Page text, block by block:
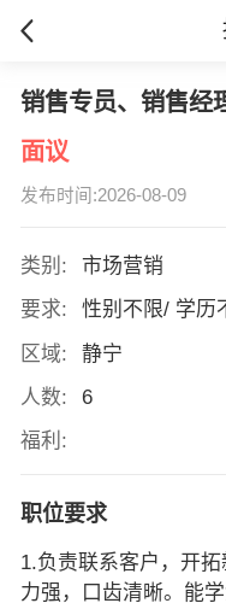
销售专员、销售经
面议
发布时间:2026-08-09
类别:
市场营销
要求:
性别不限/ 学历
区域:
静宁
人数:
6
福利:
职位要求
1.负责联系客户，开
力强，口齿清晰。能